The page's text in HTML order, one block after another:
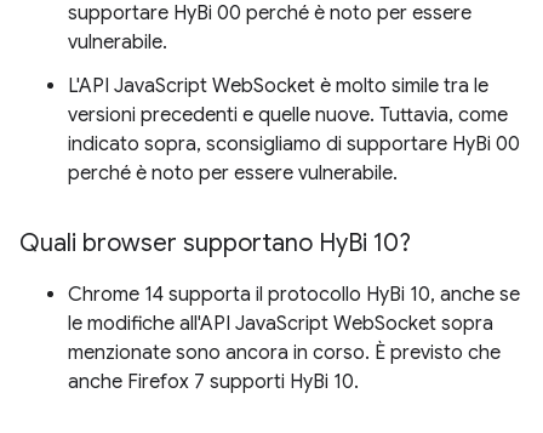
supportare HyBi 00 perché è noto per essere
vulnerabile.
L'API JavaScript WebSocket è molto simile tra le
versioni precedenti e quelle nuove. Tuttavia, come
indicato sopra, sconsigliamo di supportare HyBi 00
perché è noto per essere vulnerabile.
Quali browser supportano HyBi 10?
Chrome 14 supporta il protocollo HyBi 10, anche se
le modifiche all'API JavaScript WebSocket sopra
menzionate sono ancora in corso. È previsto che
anche Firefox 7 supporti HyBi 10.